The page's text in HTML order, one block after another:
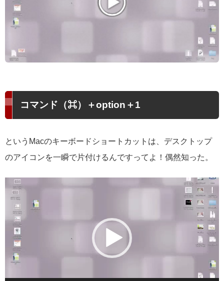
コマンド（⌘）＋option＋1
というMacのキーボードショートカットは、デスクトップ
のアイコンを一瞬で片付けるんですってよ！偶然知った。
画